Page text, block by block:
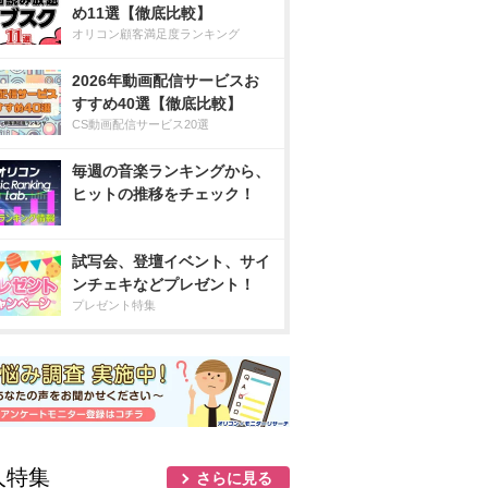
め11選【徹底比較】
オリコン顧客満足度ランキング
2026年動画配信サービスお
すすめ40選【徹底比較】
CS動画配信サービス20選
毎週の音楽ランキングから、
ヒットの推移をチェック！
試写会、登壇イベント、サイ
ンチェキなどプレゼント！
プレゼント特集
特集 さらに見る